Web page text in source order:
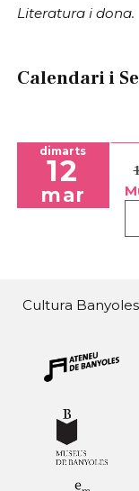
Literatura i dona.
Calendari i
dimarts
12
mar
Cultura